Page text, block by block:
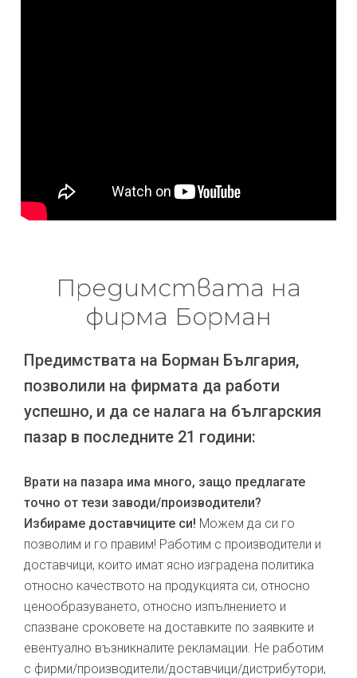
Предимствата на
фирма Борман
Предимствата на Борман България,
позволили на фирмата да работи
успешно, и да се налага на българския
пазар в последните 21 години:
Врати на пазара има много, защо предлагате
точно от тези заводи/производители?
Избираме доставчиците си! Можем да си го
позволим и го правим! Работим с производители и
доставчици, които имат ясно изградена политика
относно качеството на продукцията си, относно
ценообразуването, относно изпълнението и
спазване сроковете на доставките по заявките и
евентуално възникналите рекламации. Не работим
с фирми/производители/доставчици/дистрибутори,